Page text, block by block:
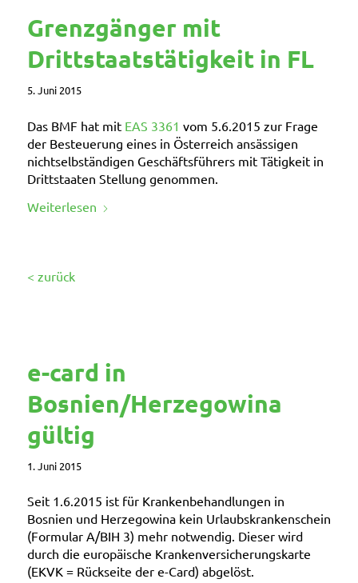
Grenzgänger mit
Drittstaatstätigkeit in FL
5. Juni 2015
Das BMF hat mit EAS 3361 vom 5.6.2015 zur Frage
der Besteuerung eines in Österreich ansässigen
nichtselbständigen Geschäftsführers mit Tätigkeit in
Drittstaaten Stellung genommen.
Weiterlesen
< zurück
e-card in
Bosnien/Herzegowina
gültig
1. Juni 2015
Seit 1.6.2015 ist für Krankenbehandlungen in
Bosnien und Herzegowina kein Urlaubskrankenschein
(Formular A/BIH 3) mehr notwendig. Dieser wird
durch die europäische Krankenversicherungskarte
(EKVK = Rückseite der e-Card) abgelöst.